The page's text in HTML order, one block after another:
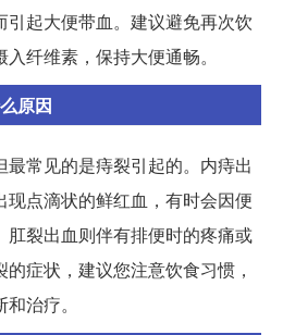
起大便带血。建议避免再次饮
纤维素，保持大便通畅。
原因
常见的是痔裂引起的。内痔出
现点滴状的鲜红血，有时会因便
肛裂出血则伴有排便时的疼痛或
症状，建议您注意饮食习惯，
治疗。